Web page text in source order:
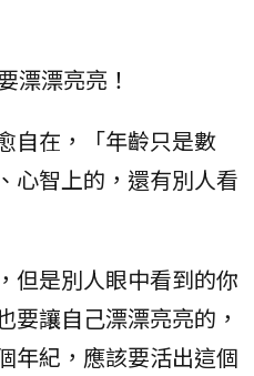
漂漂亮亮！
自在，「年齡只是數
心智上的，還有別人看
但是別人眼中看到的你
要讓自己漂漂亮亮的，
年紀，應該要活出這個